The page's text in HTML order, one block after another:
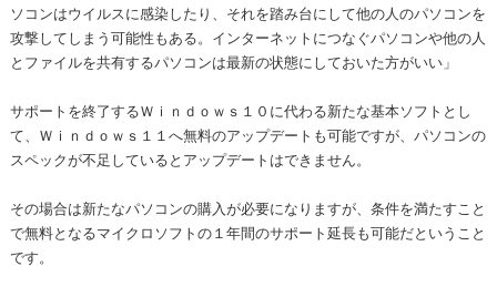
ソコンはウイルスに感染したり、それを踏み台にして他の人のパソコンを
攻撃してしまう可能性もある。インターネットにつなぐパソコンや他の人
とファイルを共有するパソコンは最新の状態にしておいた方がいい」
サポートを終了するＷｉｎｄｏｗｓ１０に代わる新たな基本ソフトとし
て、Ｗｉｎｄｏｗｓ１１へ無料のアップデートも可能ですが、パソコンの
スペックが不足しているとアップデートはできません。
その場合は新たなパソコンの購入が必要になりますが、条件を満たすこと
で無料となるマイクロソフトの１年間のサポート延長も可能だということ
です。